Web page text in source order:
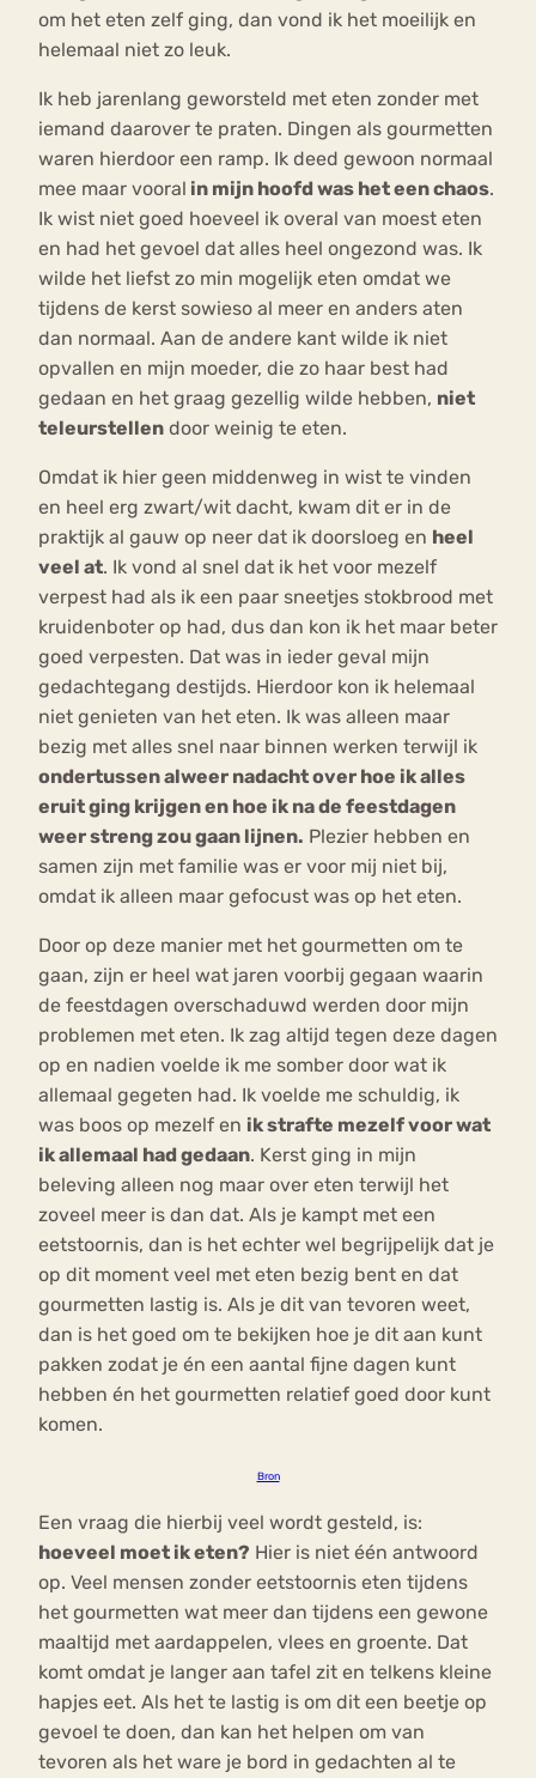
om het eten zelf ging, dan vond ik het moeilijk en
helemaal niet zo leuk.
Ik heb jarenlang geworsteld met eten zonder met
iemand daarover te praten. Dingen als gourmetten
waren hierdoor een ramp. Ik deed gewoon normaal
mee maar vooral in mijn hoofd was het een chaos.
Ik wist niet goed hoeveel ik overal van moest eten
en had het gevoel dat alles heel ongezond was. Ik
wilde het liefst zo min mogelijk eten omdat we
tijdens de kerst sowieso al meer en anders aten
dan normaal. Aan de andere kant wilde ik niet
opvallen en mijn moeder, die zo haar best had
gedaan en het graag gezellig wilde hebben, niet
teleurstellen door weinig te eten.
Omdat ik hier geen middenweg in wist te vinden
en heel erg zwart/wit dacht, kwam dit er in de
praktijk al gauw op neer dat ik doorsloeg en heel
veel at. Ik vond al snel dat ik het voor mezelf
verpest had als ik een paar sneetjes stokbrood met
kruidenboter op had, dus dan kon ik het maar beter
goed verpesten. Dat was in ieder geval mijn
gedachtegang destijds. Hierdoor kon ik helemaal
niet genieten van het eten. Ik was alleen maar
bezig met alles snel naar binnen werken terwijl ik
ondertussen alweer nadacht over hoe ik alles
eruit ging krijgen en hoe ik na de feestdagen
weer streng zou gaan lijnen. Plezier hebben en
samen zijn met familie was er voor mij niet bij,
omdat ik alleen maar gefocust was op het eten.
Door op deze manier met het gourmetten om te
gaan, zijn er heel wat jaren voorbij gegaan waarin
de feestdagen overschaduwd werden door mijn
problemen met eten. Ik zag altijd tegen deze dagen
op en nadien voelde ik me somber door wat ik
allemaal gegeten had. Ik voelde me schuldig, ik
was boos op mezelf en ik strafte mezelf voor wat
ik allemaal had gedaan. Kerst ging in mijn
beleving alleen nog maar over eten terwijl het
zoveel meer is dan dat. Als je kampt met een
eetstoornis, dan is het echter wel begrijpelijk dat je
op dit moment veel met eten bezig bent en dat
gourmetten lastig is. Als je dit van tevoren weet,
dan is het goed om te bekijken hoe je dit aan kunt
pakken zodat je én een aantal fijne dagen kunt
hebben én het gourmetten relatief goed door kunt
komen.
Bron
Een vraag die hierbij veel wordt gesteld, is:
hoeveel moet ik eten? Hier is niet één antwoord
op. Veel mensen zonder eetstoornis eten tijdens
het gourmetten wat meer dan tijdens een gewone
maaltijd met aardappelen, vlees en groente. Dat
komt omdat je langer aan tafel zit en telkens kleine
hapjes eet. Als het te lastig is om dit een beetje op
gevoel te doen, dan kan het helpen om van
tevoren als het ware je bord in gedachten al te